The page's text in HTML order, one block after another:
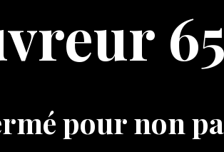
65
pour non